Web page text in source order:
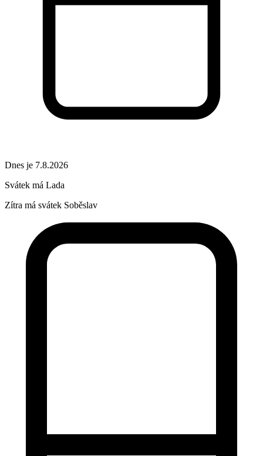
Dnes je 7.8.2026
Svátek má Lada
Zítra má svátek Soběslav